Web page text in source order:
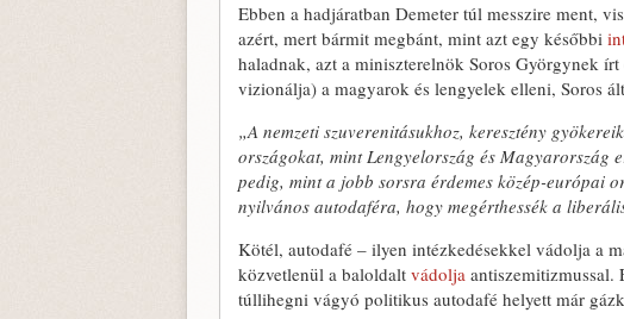
Ebben a hadjáratban Demeter túl messzire ment,
azért, mert bármit megbánt, mint azt egy későbbi
haladnak, azt a miniszterelnök Soros Györgynek
vizionálja) a magyarok és lengyelek elleni, Soros
„A nemzeti szuverenitásukhoz, keresztény
országokat, mint Lengyelország és
pedig, mint a jobb sorsra érdemes közép-európai
nyilvános autodaféra, hogy megérthessék a
Kötél, autodafé – ilyen intézkedésekkel vádolja a
közvetlenül a baloldalt vádolja antiszemitizmussal.
túllihegni vágyó politikus autodafé helyett már